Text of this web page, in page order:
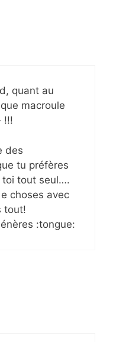
quant au
macroule
!!!
des
tu préfères
toi tout seul….
choses avec
tout!
:tongue: